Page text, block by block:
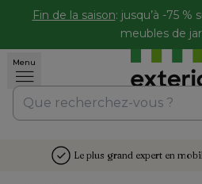
Fin de la saison: jusqu’à -75
meubles de
Menu
Le plus grand expert en